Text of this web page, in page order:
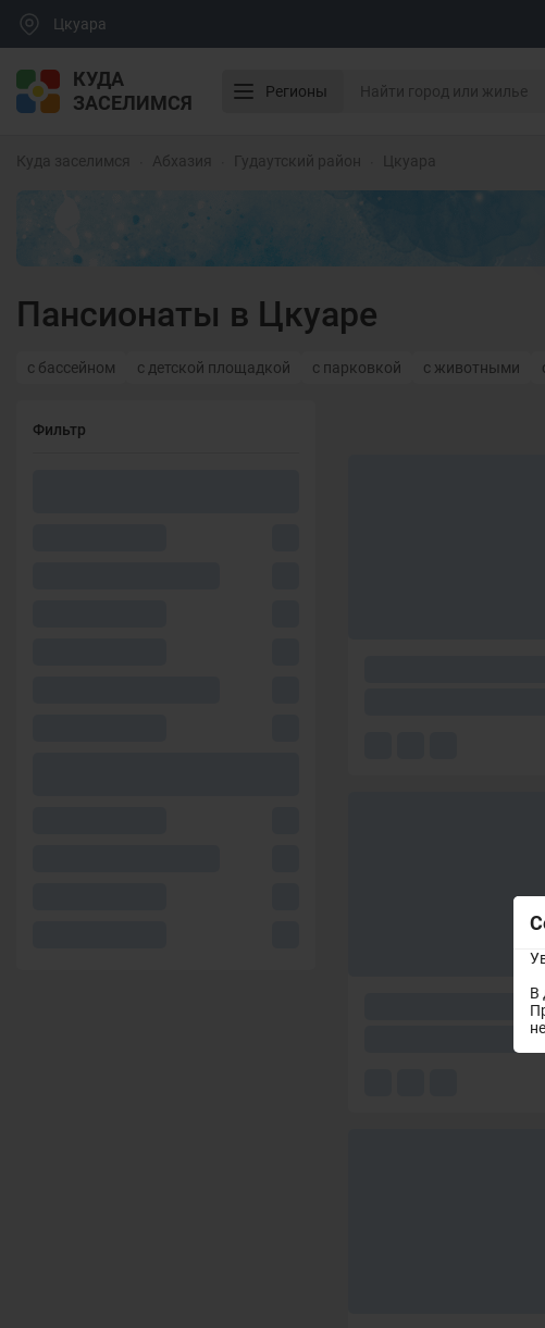
В
Цкуара
КУДА
ЗАСЕЛИМСЯ
Регионы
Куда заселимся Абхазия Гудаутский район Цкуара
Пансионаты в Цкуаре
с бассейном с детской площадкой с парковкой с животными
Фильтр